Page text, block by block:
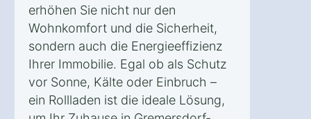
erhöhen Sie nicht nur den
Wohnkomfort und die Sicherheit,
sondern auch die Energieeffizienz
Ihrer Immobilie. Egal ob als Schutz
vor Sonne, Kälte oder Einbruch –
ein Rollladen ist die ideale Lösung,